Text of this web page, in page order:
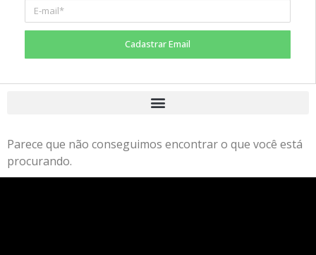
Cadastrar Email
Parece que não conseguimos encontrar o que você está
procurando.